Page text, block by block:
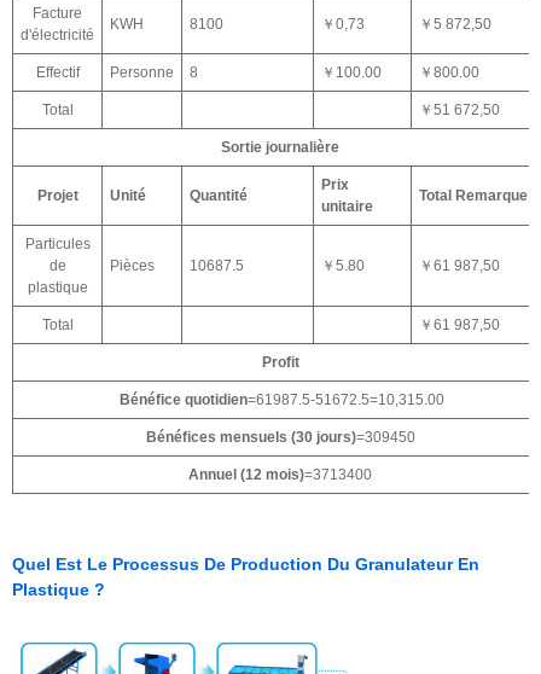
Facture
d'électricité
KWH 8100 ￥0,73 ￥5 872,50
Effectif Personne 8 ￥100.00 ￥800.00
Total ￥51 672,50
Sortie journalière
Projet Unité Quantité
Prix
unitaire
Total Remarque
Particules
de
plastique
Pièces 10687.5 ￥5.80 ￥61 987,50
Total ￥61 987,50
Profit
Bénéfice quotidien=61987.5-51672.5=10,315.00
Bénéfices mensuels (30 jours)=309450
Annuel (12 mois)=3713400
Quel Est Le Processus De Production Du Granulateur En
Plastique ?